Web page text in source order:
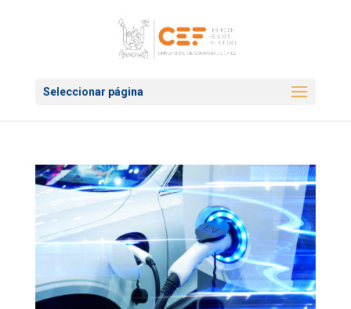
Seleccionar página